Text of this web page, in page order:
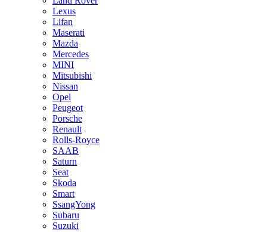
Lexus
Lifan
Maserati
Mazda
Mercedes
MINI
Mitsubishi
Nissan
Opel
Peugeot
Porsche
Renault
Rolls-Royce
SAAB
Saturn
Seat
Skoda
Smart
SsangYong
Subaru
Suzuki